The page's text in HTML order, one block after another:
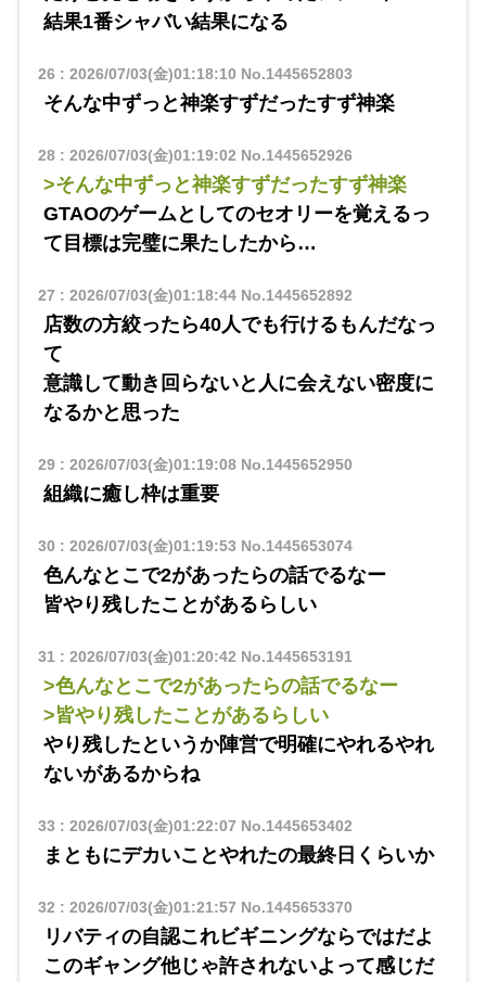
結果1番シャバい結果になる
26 : 2026/07/03(金)01:18:10 No.1445652803
そんな中ずっと神楽すずだったすず神楽
28: 2026/07/03(金)01:19:02 No.1445652926
>そんな中ずっと神楽すずだったすず神楽
GTAOのゲームとしてのセオリーを覚えるっ
て目標は完璧に果たしたから…
27 : 2026/07/03(金)01:18:44No.1445652892
店数の方絞ったら40人でも行けるもんだなっ
て
意識して動き回らないと人に会えない密度に
なるかと思った
29: 2026/07/03(金)01:19:08No.1445652950
組織に癒し枠は重要
30 : 2026/07/03(金)01:19:53 No.1445653074
色んなとこで2があったらの話でるなー
皆やり残したことがあるらしい
31 : 2026/07/03(金)01:20:42 No.1445653191
>色んなとこで2があったらの話でるなー
>皆やり残したことがあるらしい
やり残したというか陣営で明確にやれるやれ
ないがあるからね
33 : 2026/07/03(金)01:22:07 No.1445653402
まともにデカいことやれたの最終日くらいか
32 : 2026/07/03(金)01:21:57 No.1445653370
リバティの自認これビギニングならではだよ
このギャング他じゃ許されないよって感じだ